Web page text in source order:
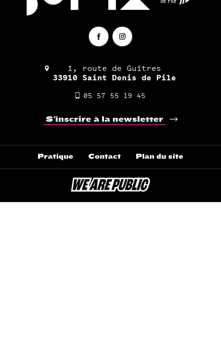
1, route de Guîtres
33910 Saint Denis de Pile
05 57 55 19 45
S'inscrire à la newsletter
Pratique Contact Plan du site